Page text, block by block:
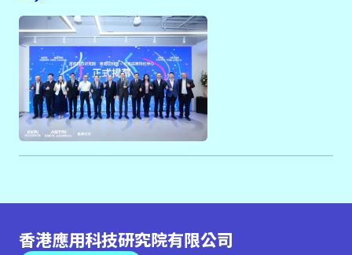
香港應用科技研究院有限公司